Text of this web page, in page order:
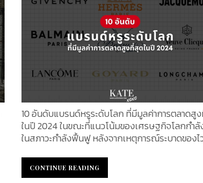
10 อันดับแบรนด์หรูระดับโลก ที่มีมูลค่าการตลาดสู
ในปี 2024 ในขณะที่แนวโน้มของเศรษฐกิจโลกกำลั
ในสภาวะกำลังฟื้นฟู หลังจากเหตุการณ์ระบาดของไ
เศรษฐกิจ และความเป็นอยู่ ผู้คนส่วนใหญ่ต่างพากัน
เข็มขัด เพื่อลดค่าใช้จ่ายที่ไม่จำเป็นออกไปให้ได้มากที่
CONTINUE READING
CONTINUE READING